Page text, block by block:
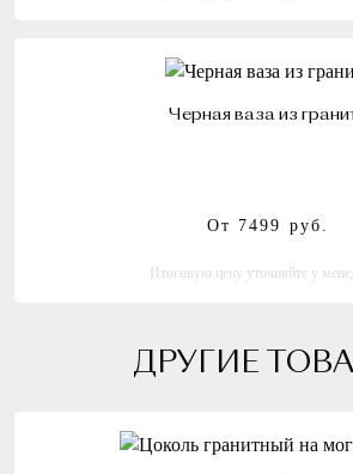
Черная ваза из
От 7499 руб.
Итоговую цену уточняйте у
ДРУГИЕ